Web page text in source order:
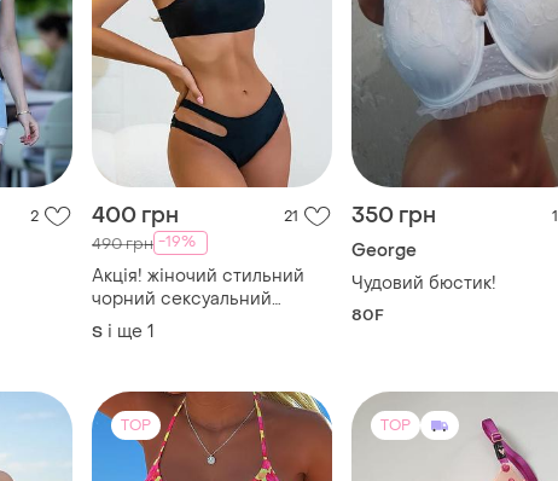
2 400 грн
490 грн -19%
Акція! жіночий стильний
чорний сексуальний
купальник на одне плече
роздільний
350 грн
George
Чудовий бюстик!
TOP TOP